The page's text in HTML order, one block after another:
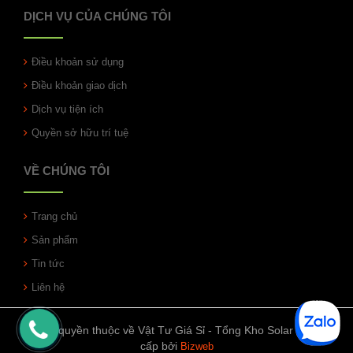
DỊCH VỤ CỦA CHÚNG TÔI
Điều khoản sử dụng
Điều khoản giao dịch
Dịch vụ tiện ích
Quyền sở hữu trí tuệ
VỀ CHÚNG TÔI
Trang chủ
Sản phẩm
Tin tức
Liên hệ
© Bản quyền thuộc về Vật Tư Giá Sỉ - Tổng Kho Solar | Cung
cấp bởi Bizweb